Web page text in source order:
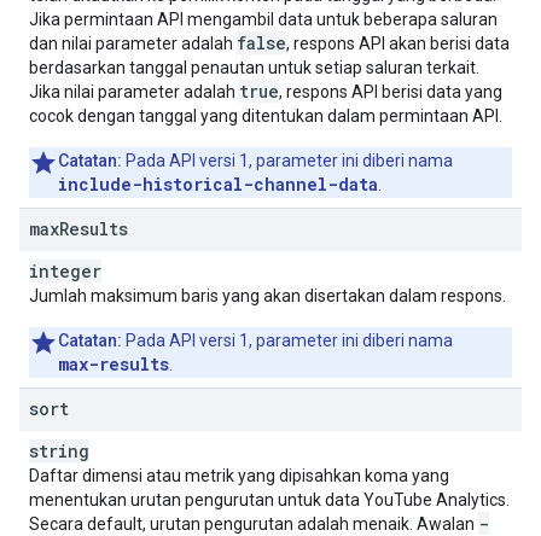
Jika permintaan API mengambil data untuk beberapa saluran
dan nilai parameter adalah false, respons API akan berisi data
berdasarkan tanggal penautan untuk setiap saluran terkait.
Jika nilai parameter adalah true, respons API berisi data yang
cocok dengan tanggal yang ditentukan dalam permintaan API.
Catatan: Pada API versi 1, parameter ini diberi nama
include-historical-channel-data
maxResults
integer
Jumlah maksimum baris yang akan disertakan dalam respons.
Catatan: Pada API versi 1, parameter ini diberi nama
max-results
sort
string
Daftar dimensi atau metrik yang dipisahkan koma yang
menentukan urutan pengurutan untuk data YouTube Analytics.
Secara default, urutan pengurutan adalah menaik. Awalan -